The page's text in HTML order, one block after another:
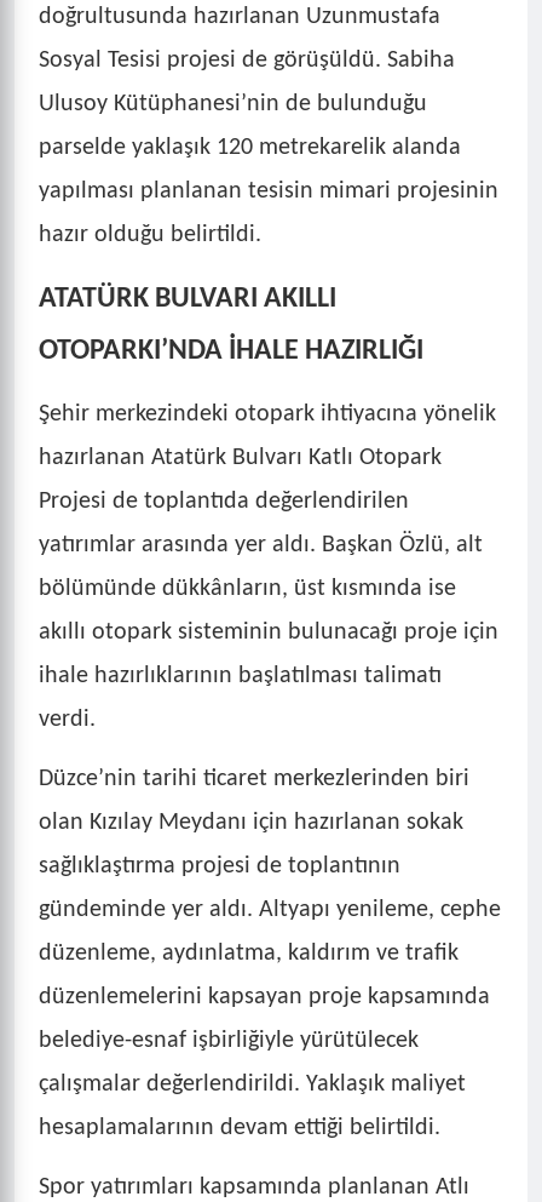
doğrultusunda hazırlanan Uzunmustafa
Sosyal Tesisi projesi de görüşüldü. Sabiha
Ulusoy Kütüphanesi’nin de bulunduğu
parselde yaklaşık 120 metrekarelik alanda
yapılması planlanan tesisin mimari projesinin
hazır olduğu belirtildi.
ATATÜRK BULVARI AKILLI
OTOPARKI’NDA İHALE HAZIRLIĞI
Şehir merkezindeki otopark ihtiyacına yönelik
hazırlanan Atatürk Bulvarı Katlı Otopark
Projesi de toplantıda değerlendirilen
yatırımlar arasında yer aldı. Başkan Özlü, alt
bölümünde dükkânların, üst kısmında ise
akıllı otopark sisteminin bulunacağı proje için
ihale hazırlıklarının başlatılması talimatı
verdi.
Düzce’nin tarihi ticaret merkezlerinden biri
olan Kızılay Meydanı için hazırlanan sokak
sağlıklaştırma projesi de toplantının
gündeminde yer aldı. Altyapı yenileme, cephe
düzenleme, aydınlatma, kaldırım ve trafik
düzenlemelerini kapsayan proje kapsamında
belediye-esnaf işbirliğiyle yürütülecek
çalışmalar değerlendirildi. Yaklaşık maliyet
hesaplamalarının devam ettiği belirtildi.
Spor yatırımları kapsamında planlanan Atlı